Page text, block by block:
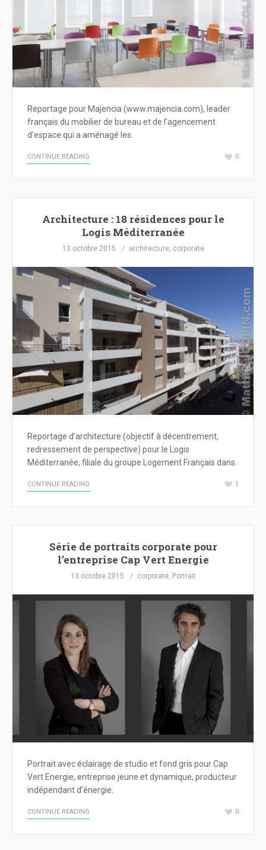
Reportage pour Majencia (www.majencia.com), leader
français du mobilier de bureau et de l’agencement
d’espace qui a aménagé les.
CONTINUE READING 0
Architecture : 18 résidences pour le
Logis Méditerranée
13 octobre 2015 architecture, corporate
Reportage d’architecture (objectif à décentrement,
redressement de perspective) pour le Logis
Méditerranée, filiale du groupe Logement Français dans.
CONTINUE READING 1
Série de portraits corporate pour
l’entreprise Cap Vert Energie
13 octobre 2015 corporate, Portrait
Portrait avec éclairage de studio et fond gris pour Cap
Vert Energie, entreprise jeune et dynamique, producteur
indépendant d’énergie.
CONTINUE READING 0